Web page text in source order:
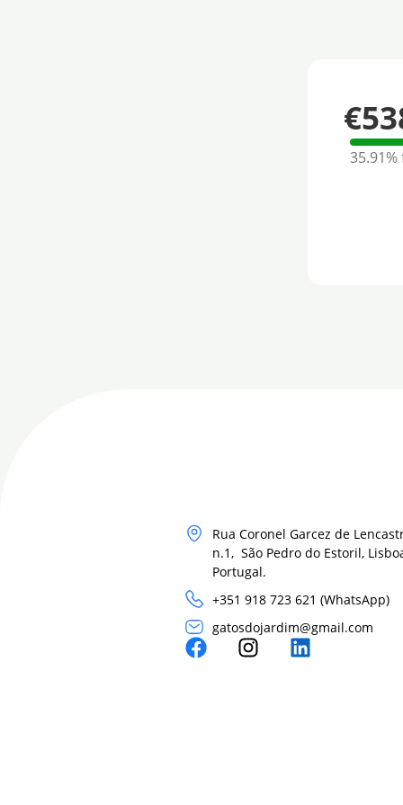
Rua Coronel Garcez de
n.1, São Pedro do Estoril,
Portugal.
+351 918 723 621 (WhatsApp)
gatosdojardim@gmail.com